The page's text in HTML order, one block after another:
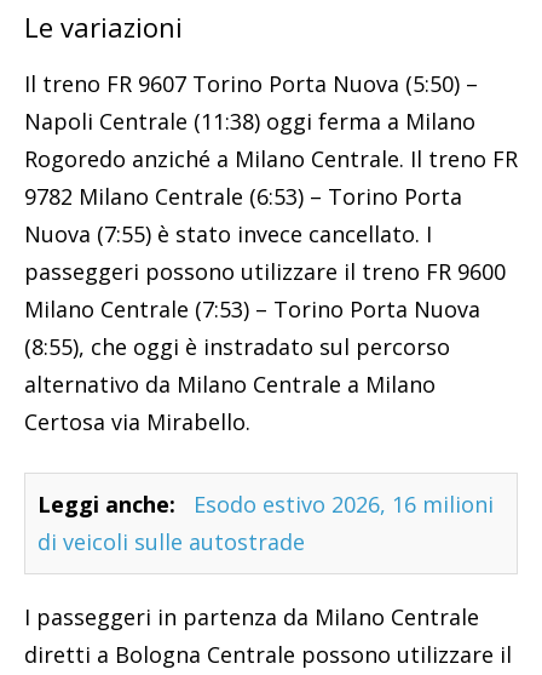
Le variazioni
Il treno FR 9607 Torino Porta Nuova (5:50) –
Napoli Centrale (11:38) oggi ferma a Milano
Rogoredo anziché a Milano Centrale. Il treno FR
9782 Milano Centrale (6:53) – Torino Porta
Nuova (7:55) è stato invece cancellato. I
passeggeri possono utilizzare il treno FR 9600
Milano Centrale (7:53) – Torino Porta Nuova
(8:55), che oggi è instradato sul percorso
alternativo da Milano Centrale a Milano
Certosa via Mirabello.
Leggi anche:
Esodo estivo 2026, 16 milioni
di veicoli sulle autostrade
I passeggeri in partenza da Milano Centrale
diretti a Bologna Centrale possono utilizzare il